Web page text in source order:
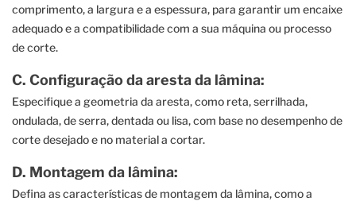
comprimento, a largura e a espessura, para garantir um encaixe
adequado e a compatibilidade com a sua máquina ou processo
de corte.
C. Configuração da aresta da lâmina:
Especifique a geometria da aresta, como reta, serrilhada,
ondulada, de serra, dentada ou lisa, com base no desempenho de
corte desejado e no material a cortar.
D. Montagem da lâmina:
Defina as características de montagem da lâmina, como a